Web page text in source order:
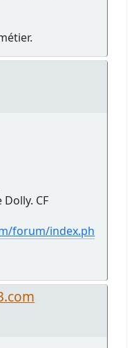
CF
forum/index.ph